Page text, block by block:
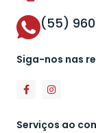
(55)
Siga-nos nas
Serviços ao